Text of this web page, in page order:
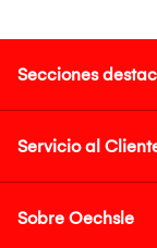
Secciones
Servicio al
Sobre Oechsle